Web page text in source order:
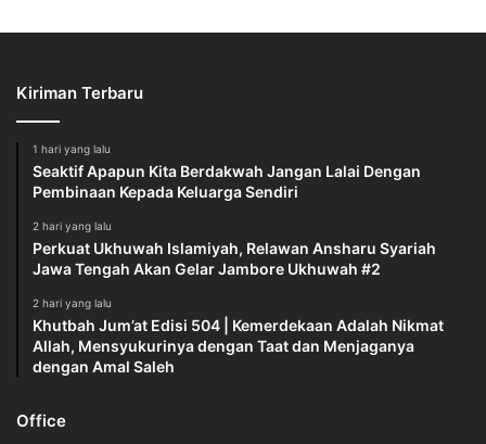
Kiriman Terbaru
1 hari yang lalu
Seaktif Apapun Kita Berdakwah Jangan Lalai Dengan
Pembinaan Kepada Keluarga Sendiri
2 hari yang lalu
Perkuat Ukhuwah Islamiyah, Relawan Ansharu Syariah
Jawa Tengah Akan Gelar Jambore Ukhuwah #2
2 hari yang lalu
Khutbah Jum’at Edisi 504 | Kemerdekaan Adalah Nikmat
Allah, Mensyukurinya dengan Taat dan Menjaganya
dengan Amal Saleh
Office